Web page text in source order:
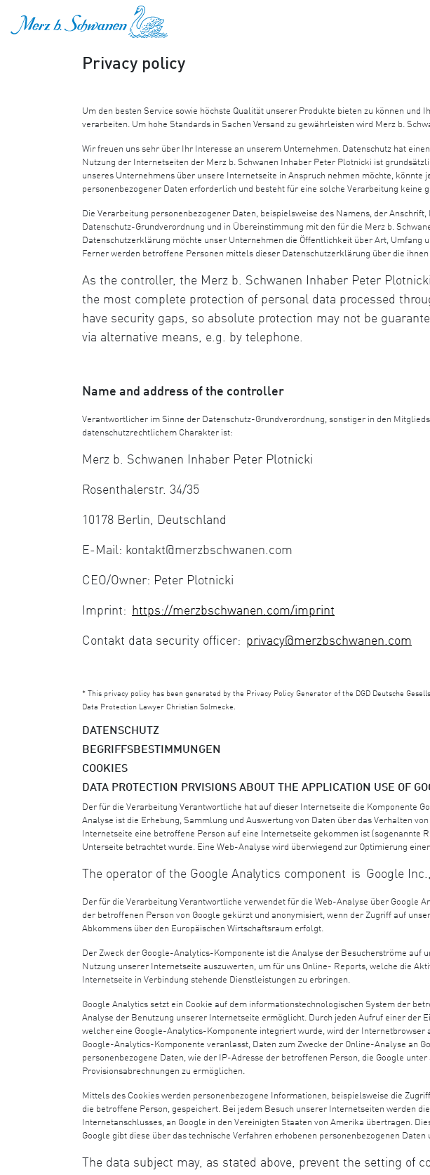
Privacy policy
Um den besten Service sowie höchste Qualität unserer Produkte bieten zu können
verarbeiten. Um hohe Standards in Sachen Versand zu gewährleisten wird Merz b.
Wir freuen uns sehr über Ihr Interesse an unserem Unternehmen. Datenschutz hat
Nutzung der Internetseiten der Merz b. Schwanen Inhaber Peter Plotnicki ist
unseres Unternehmens über unsere Internetseite in Anspruch nehmen möchte,
personenbezogener Daten erforderlich und besteht für eine solche Verarbeitung
Die Verarbeitung personenbezogener Daten, beispielsweise des Namens, der
Datenschutz-Grundverordnung und in Übereinstimmung mit den für die Merz b.
Datenschutzerklärung möchte unser Unternehmen die Öffentlichkeit über Art,
Ferner werden betroffene Personen mittels dieser Datenschutzerklärung über die
As the controller, the Merz b. Schwanen Inhaber Peter
the most complete protection of personal data processed
have security gaps, so absolute protection may not be
via alternative means, e.g. by telephone.
Name and address of the controller
Verantwortlicher im Sinne der Datenschutz-Grundverordnung, sonstiger in den
datenschutzrechtlichem Charakter ist:
Merz b. Schwanen Inhaber Peter Plotnicki
Rosenthalerstr. 34/35
10178 Berlin, Deutschland
E-Mail: kontakt@merzbschwanen.com
CEO/Owner: Peter Plotnicki
Imprint: https://merzbschwanen.com/imprint
Contakt data security officer: privacy@merzbschwanen.com
*
This privacy policy has been generated by the Privacy Policy Generator of the DGD Deutsche
Data Protection Lawyer Christian Solmecke.
DATENSCHUTZ
BEGRIFFSBESTIMMUNGEN
COOKIES
DATA PROTECTION PRVISIONS ABOUT THE APPLICATION USE OF
Der für die Verarbeitung Verantwortliche hat auf dieser Internetseite die Komponente
Analyse ist die Erhebung, Sammlung und Auswertung von Daten über das Verhalten
Internetseite eine betroffene Person auf eine Internetseite gekommen ist
Unterseite betrachtet wurde. Eine Web-Analyse wird überwiegend zur Optimierung
The operator of the Google Analytics component is Google
Der für die Verarbeitung Verantwortliche verwendet für die Web-Analyse über Google
der betroffenen Person von Google gekürzt und anonymisiert, wenn der Zugriff auf
Abkommens über den Europäischen Wirtschaftsraum erfolgt.
Der Zweck der Google-Analytics-Komponente ist die Analyse der Besucherströme
Nutzung unserer Internetseite auszuwerten, um für uns Online- Reports, welche die
Internetseite in Verbindung stehende Dienstleistungen zu erbringen.
Google Analytics setzt ein Cookie auf dem informationstechnologischen System der
Analyse der Benutzung unserer Internetseite ermöglicht. Durch jeden Aufruf einer der
welcher eine Google-Analytics-Komponente integriert wurde, wird der
Google-Analytics-Komponente veranlasst, Daten zum Zwecke der Online-Analyse an
personenbezogene Daten, wie der IP-Adresse der betroffenen Person, die Google
Provisionsabrechnungen zu ermöglichen.
Mittels des Cookies werden personenbezogene Informationen, beispielsweise die
die betroffene Person, gespeichert. Bei jedem Besuch unserer Internetseiten werden
Internetanschlusses, an Google in den Vereinigten Staaten von Amerika übertragen.
Google gibt diese über das technische Verfahren erhobenen personenbezogenen
The data subject may, as stated above, prevent the setting of